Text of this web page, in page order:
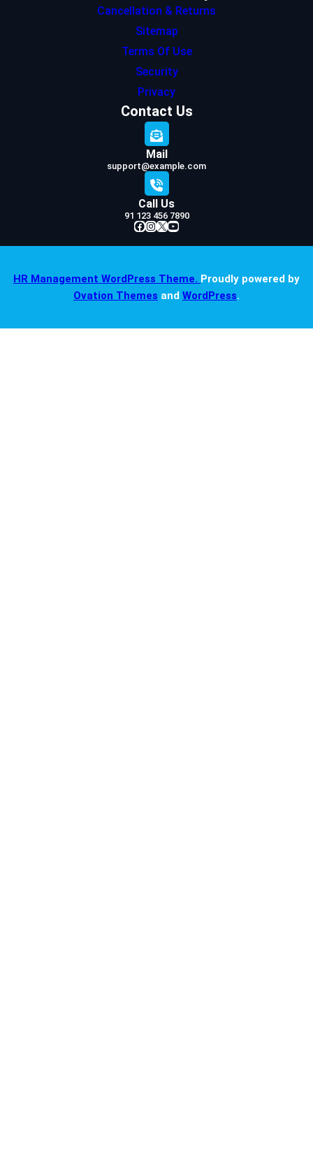
Cancellation & Returns
Sitemap
Terms Of Use
Security
Privacy
Contact Us
Mail
support@example.com
Call Us
91 123 456 7890
Facebook InstagramX YouTube
HR Management WordPress Theme. Proudly powered by
Ovation Themes and WordPress.